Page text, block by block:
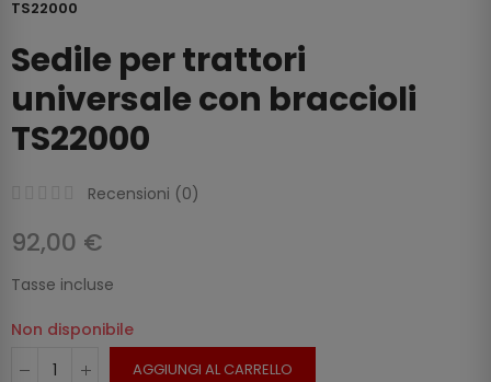
TS22000
Sedile per trattori
universale con braccioli
TS22000
Recensioni (0)
92,00 €
Tasse incluse
Non disponibile
AGGIUNGI AL CARRELLO